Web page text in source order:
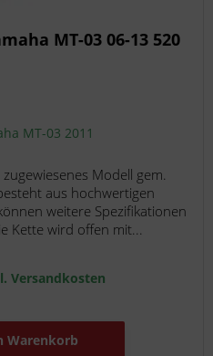
MT-03 06-13 520
MT-03 2011
Modell gem.
aus hochwertigen
weitere Spezifikationen
Kette wird offen mit...
Versandkosten
Warenkorb